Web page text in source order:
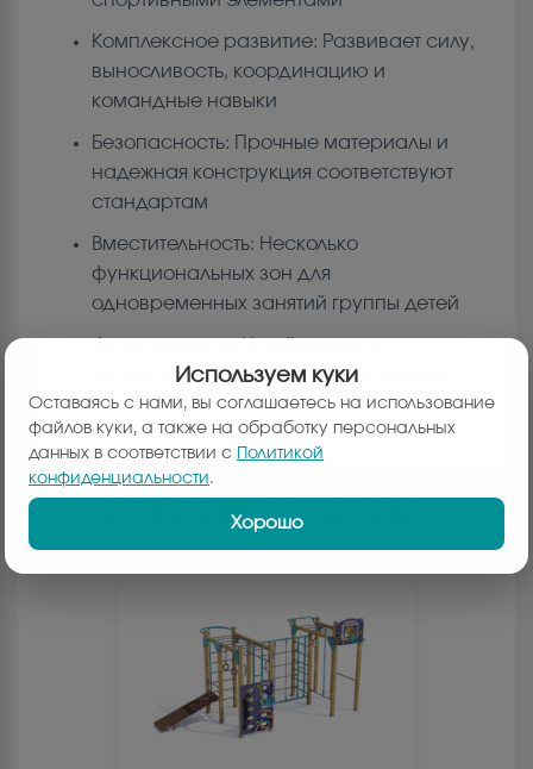
Комплексное развитие: Развивает силу,
выносливость, координацию и
командные навыки
Безопасность: Прочные материалы и
надежная конструкция соответствуют
стандартам
Вместительность: Несколько
функциональных зон для
одновременных занятий группы детей
интенсивной эксплуатации и любым
погодным условиям
ПОХОЖИЕ ТОВАРЫ:
Используем куки
Оставаясь с нами, вы соглашаетесь на использование
файлов куки, а также на обработку персональных
данных в соответствии с
Политикой
конфиденциальности.
Хорошо